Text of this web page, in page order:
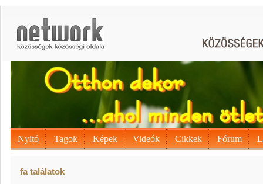
Nyitó Tagok Képek Videók Cikkek Fórum
fa találatok